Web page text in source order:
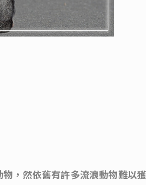
，然依舊有許多流浪動物難以